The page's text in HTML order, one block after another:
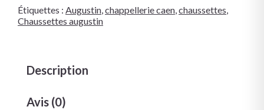
Étiquettes : Augustin,chappellerie caen,chaussettes,
Chaussettes augustin
Description
Avis (0)